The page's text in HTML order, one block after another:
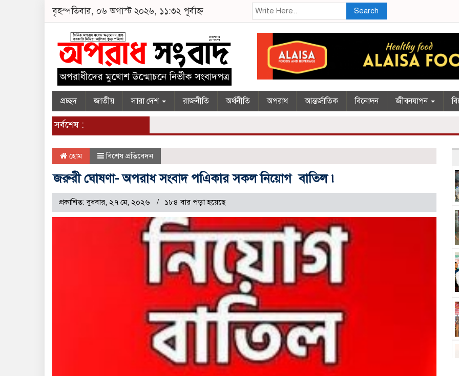
বৃহস্পতিবার, ০৬ অগাস্ট ২০২৬, ১১:৩২ পূর্বাহ্ন Search
প্রচ্ছদ জাতীয় সারা দেশ রাজনীতি অর্থনীতি অপরাধ আন্তর্জাতিক বিনোদন জীবনযাপন
সর্বশেষ :
হোম বিশেষ প্রতিবেদন
জরুরী ঘোষণা- অপরাধ সংবাদ পএিকার সকল নিয়োগ বাতিল ৷
প্রকাশিত: বুধবার, ২৭ মে, ২০২৬ ১৮৪ বার পড়া হয়েছে